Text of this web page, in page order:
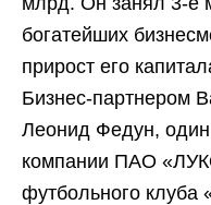
богатейших
прирост его
Бизнес-партнером
Леонид Федун, один
компании ПАО
футбольного клуба